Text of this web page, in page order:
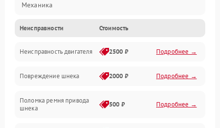
Механика
Трансмиссия
Электропитание
Двигатель
Неисправности Стоимость
Неисправность двигателя 2500 ₽ Подробнее →
Повреждение шнека 2000 ₽ Подробнее →
Поломка ремня привода
шнека
500 ₽ Подробнее →